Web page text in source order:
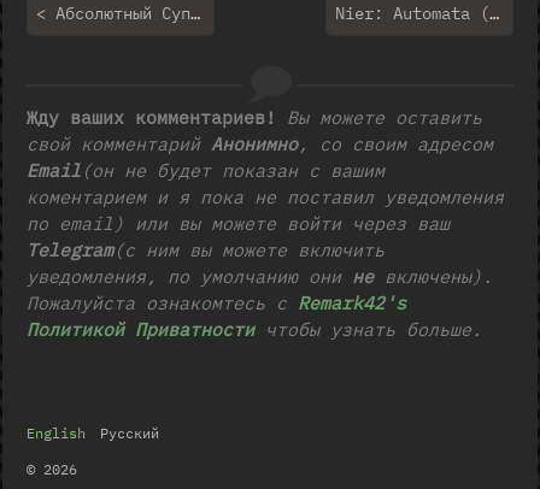
< Абсолютный Супермен #15-17 — “Бесконечные начала” (2025-2026) Nier: Automata (2017) — flowers for m[A]chines >
Жду ваших комментариев!
Вы можете оставить
свой комментарий Aнонимно, со своим адресом
Email (он не будет показан с вашим
коментарием и я пока не поставил уведомления
по email) или вы можете войти через ваш
Telegram(с ним вы можете включить
уведомления, по умолчанию они невключены).
Пожалуйста ознакомтесь с Remark42's
Политикой Приватностичтобы узнать больше.
English
Русский
© 2026